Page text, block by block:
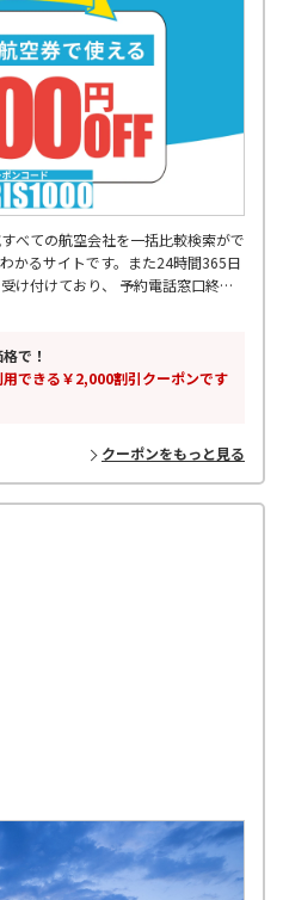
べての航空会社を一括比較検索がで
かるサイトです。また24時間365日
け付けており、 予約電話窓口終了
予約まででき、最大88%OFFの航
空券はリアルチケットにお任せくだ
で！
できる￥2,000割引クーポンです
クーポンをもっと見る